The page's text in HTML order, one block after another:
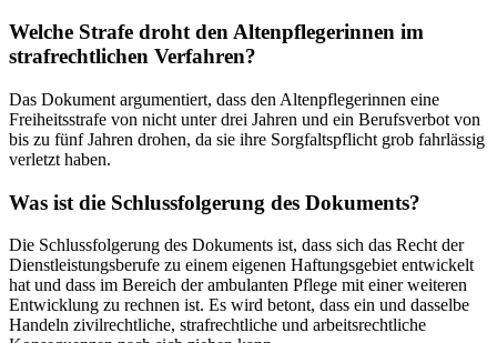
Welche Strafe droht den Altenpflegerinnen im
strafrechtlichen Verfahren?
Das Dokument argumentiert, dass den Altenpflegerinnen eine
Freiheitsstrafe von nicht unter drei Jahren und ein Berufsverbot von
bis zu fünf Jahren drohen, da sie ihre Sorgfaltspflicht grob fahrlässig
verletzt haben.
Was ist die Schlussfolgerung des Dokuments?
Die Schlussfolgerung des Dokuments ist, dass sich das Recht der
Dienstleistungsberufe zu einem eigenen Haftungsgebiet entwickelt
hat und dass im Bereich der ambulanten Pflege mit einer weiteren
Entwicklung zu rechnen ist. Es wird betont, dass ein und dasselbe
Handeln zivilrechtliche, strafrechtliche und arbeitsrechtliche